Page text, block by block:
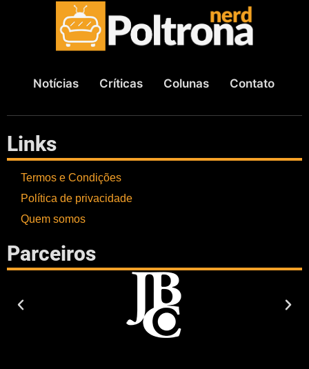
Notícias Críticas Colunas Contato
Links
Termos e Condições
Política de privacidade
Quem somos
Parceiros